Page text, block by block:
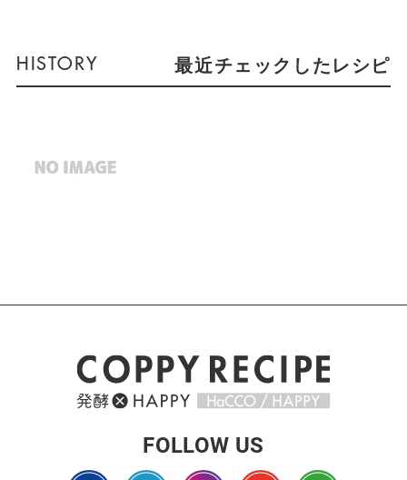
最近チェックしたレシピ
FOLLOW US